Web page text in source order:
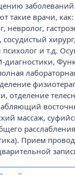
такие врачи, как:
невролог,
и т.д.
диагностики,
отделение
массаж,
Прием